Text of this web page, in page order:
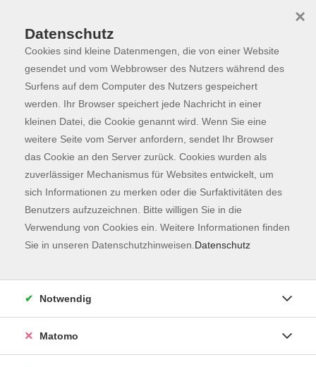
Skip to main content
Programm
Der Kurs konnte nicht gefunden werden.
Kontaktformular
Impressum
AGB
Datenschutzerklärung
Datenschutz
Cookies sind kleine Datenmengen, die von einer Website
gesendet und vom Webbrowser des Nutzers während des
Surfens auf dem Computer des Nutzers gespeichert
werden. Ihr Browser speichert jede Nachricht in einer
kleinen Datei, die Cookie genannt wird. Wenn Sie eine
weitere Seite vom Server anfordern, sendet Ihr Browser
das Cookie an den Server zurück. Cookies wurden als
zuverlässiger Mechanismus für Websites entwickelt, um
sich Informationen zu merken oder die Surfaktivitäten des
Benutzers aufzuzeichnen. Bitte willigen Sie in die
Verwendung von Cookies ein. Weitere Informationen finden
Sie in unseren Datenschutzhinweisen. Datenschutz
×
Notwendig
Matomo